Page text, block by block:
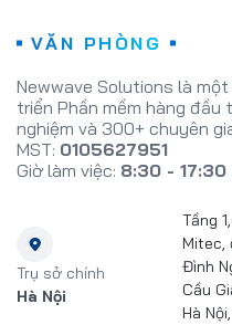
VĂN PHÒNG
Newwave Solutions là
triển Phần mềm hàng đầu
nghiệm và 300+ chuyên
MST: 0105627951
Giờ làm việc: 8:30 - 17:30
Trụ sở chính
Hà Nội
Tầng
Mitec,
Đình
Cầu
Hà